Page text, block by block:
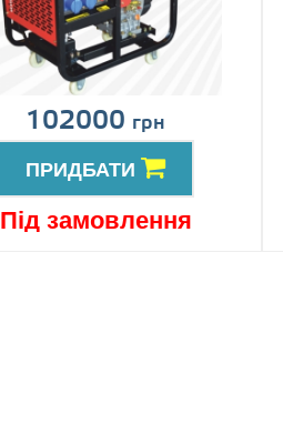
102000 грн
ПРИДБАТИ
Під замовлення